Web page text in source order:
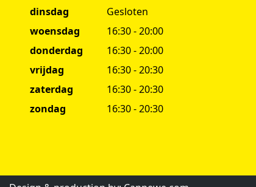
dinsdag
Gesloten
woensdag
16:30 - 20:00
donderdag
16:30 - 20:00
vrijdag
16:30 - 20:30
zaterdag
16:30 - 20:30
zondag
16:30 - 20:30